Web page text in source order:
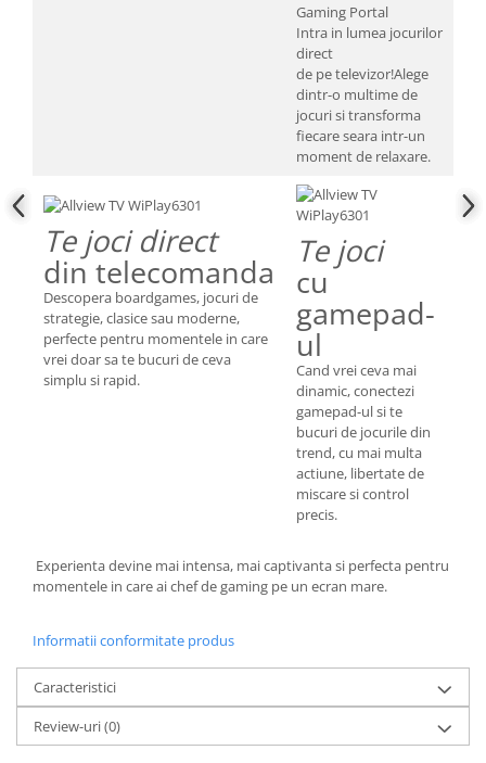
Gaming Portal
Intra in lumea jocurilor
direct
de pe televizor!Alege
dintr-o multime de
jocuri si transforma
fiecare seara intr-un
moment de relaxare.
Te joci direct
din telecomanda
Descopera boardgames, jocuri de
strategie, clasice sau moderne,
perfecte pentru momentele in care
vrei doar sa te bucuri de ceva
simplu si rapid.
Te joci
cu
gamepad-
ul
Cand vrei ceva mai
dinamic, conectezi
gamepad-ul si te
bucuri de jocurile din
trend, cu mai multa
actiune, libertate de
miscare si control
precis.
Experienta devine mai intensa, mai captivanta si perfecta pentru
momentele in care ai chef de gaming pe un ecran mare.
Informatii conformitate produs
Caracteristici
Review-uri(0)